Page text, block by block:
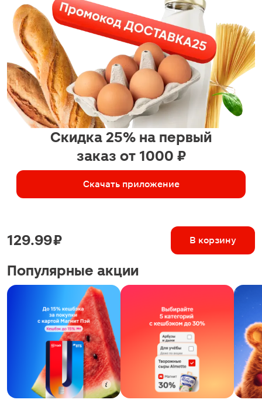
Скидка 25% на первый
заказ от 1000 ₽
Скачать приложение
129.99 ₽ В корзину
Популярные акции